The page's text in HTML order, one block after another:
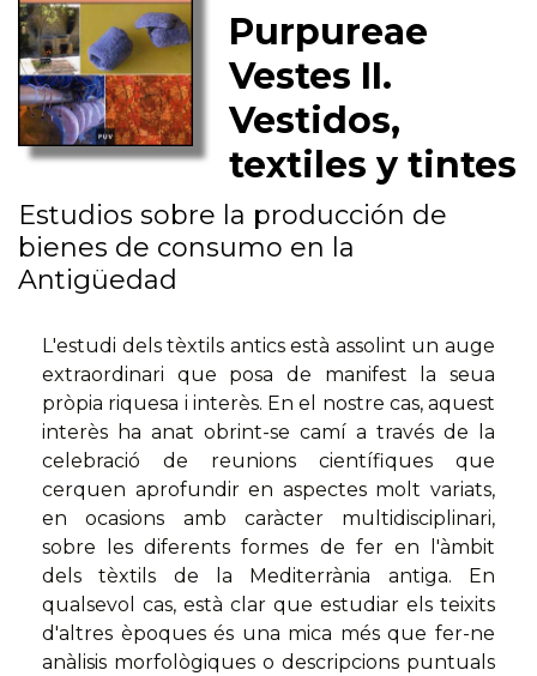
Purpureae
Vestes II.
Vestidos,
textiles y tintes
Estudios sobre la producción de
bienes de consumo en la
Antigüedad
L'estudi dels tèxtils antics està assolint un auge
extraordinari que posa de manifest la seua
pròpia riquesa i interès. En el nostre cas, aquest
interès ha anat obrint-se camí a través de la
celebració de reunions científiques que
cerquen aprofundir en aspectes molt variats,
en ocasions amb caràcter multidisciplinari,
sobre les diferents formes de fer en l'àmbit
dels tèxtils de la Mediterrània antiga. En
qualsevol cas, està clar que estudiar els teixits
d'altres èpoques és una mica més que fer-ne
anàlisis morfològiques o descripcions puntuals